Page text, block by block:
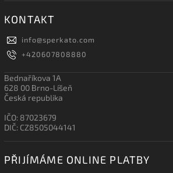
KONTAKT
info@sperkato.com
+420607808880
Bednaříkova 1A
628 00 Brno-Líšeň
Česká republika
IČO: 87023679
DIČ: CZ8505044141
PŘIJÍMÁME ONLINE PLATBY